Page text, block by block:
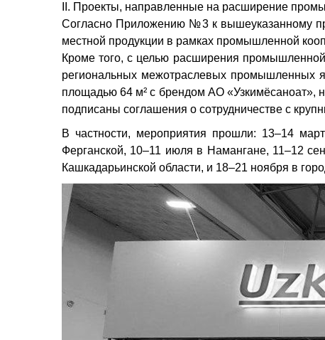
II. Проекты, направленные на расширение
Согласно Приложению №3 к вышеуказанному
местной продукции в рамках промышленной
Кроме того, с целью расширения
региональных межотраслевых промышленных
площадью 64 м² с брендом АО «Узкимёсаноат»,
подписаны соглашения о сотрудничестве с
В частности, мероприятия прошли: 13–14
Ферганской, 10–11 июля в Намангане, 11–12
Кашкадарьинской области, и 18–21 ноября в